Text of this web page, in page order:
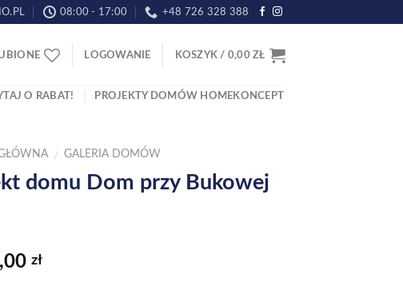
08:00 - 17:00 +48 726 328 388
LOGOWANIE KOSZYK / 0,00ZŁ
O RABAT! PROJEKTY DOMÓW HOMEKONCEPT
/ GALERIA DOMÓW
domu Dom przy Bukowej
zł